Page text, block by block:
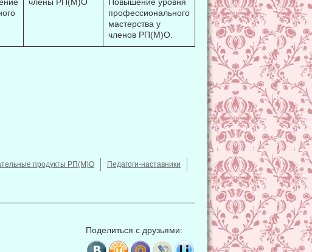
профессионального
мастерства у
членов РП(М)О.
продукты РП(М)О
Педагоги-наставники
Поделиться с друзьями: